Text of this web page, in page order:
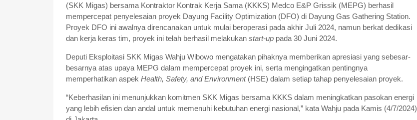
(SKK Migas) bersama Kontraktor Kontrak Kerja Sama (KKKS) Medco E&P Grissik (MEPG) berhasil
mempercepat penyelesaian proyek Dayung Facility Optimization (DFO) di Dayung Gas Gathering Station.
Proyek DFO ini awalnya direncanakan untuk mulai beroperasi pada akhir Juli 2024, namun berkat dedikasi
dan kerja keras tim, proyek ini telah berhasil melakukan start-up pada 30 Juni 2024.
Deputi Eksploitasi SKK Migas Wahju Wibowo mengatakan pihaknya memberikan apresiasi yang sebesar-
besarnya atas upaya MEPG dalam mempercepat proyek ini, serta mengingatkan pentingnya
memperhatikan aspek Health, Safety, and Environment(HSE) dalam setiap tahap penyelesaian proyek.
“Keberhasilan ini menunjukkan komitmen SKK Migas bersama KKKS dalam meningkatkan pasokan energi
yang lebih efisien dan andal untuk memenuhi kebutuhan energi nasional,” kata Wahju pada Kamis (4/7/2024)